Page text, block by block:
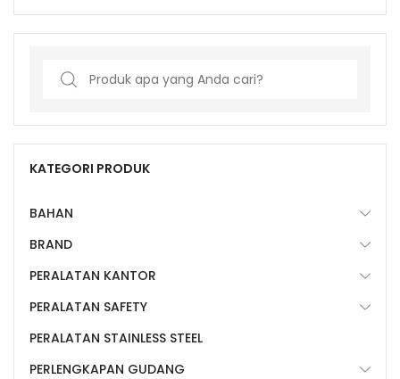
Search
KATEGORI PRODUK
BAHAN
BRAND
PERALATAN KANTOR
PERALATAN SAFETY
PERALATAN STAINLESS STEEL
PERLENGKAPAN GUDANG